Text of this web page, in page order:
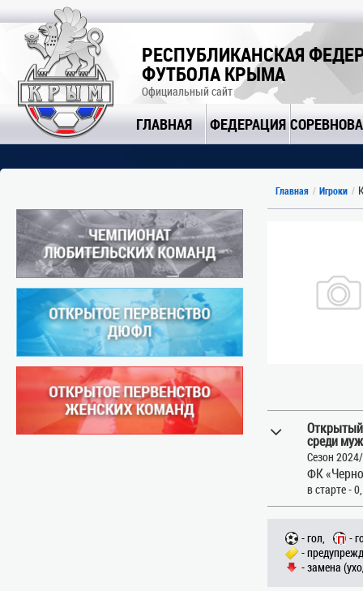
РЕСПУБЛИКАНСКАЯ
ФУТБОЛА КРЫМА
Официальный сайт
ГЛАВНАЯ ФЕДЕРАЦИЯ
Главная Игроки
среди
Сезон
ФК
в старте -
- гол,
-
-
- замена